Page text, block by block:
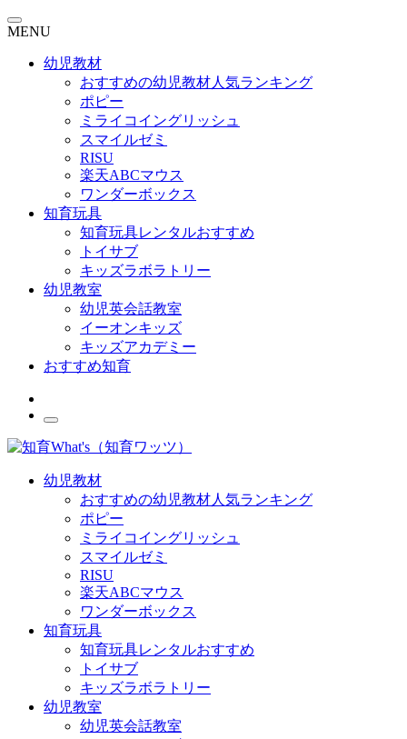
MENU
幼児教材
おすすめの幼児教材人気ランキング
ポピー
ミライコイングリッシュ
スマイルゼミ
RISU
楽天ABCマウス
ワンダーボックス
知育玩具
知育玩具レンタルおすすめ
トイサブ
キッズラボラトリー
幼児教室
幼児英会話教室
イーオンキッズ
キッズアカデミー
おすすめ知育
幼児教材
おすすめの幼児教材人気ランキング
ポピー
ミライコイングリッシュ
スマイルゼミ
RISU
楽天ABCマウス
ワンダーボックス
知育玩具
知育玩具レンタルおすすめ
トイサブ
キッズラボラトリー
幼児教室
幼児英会話教室